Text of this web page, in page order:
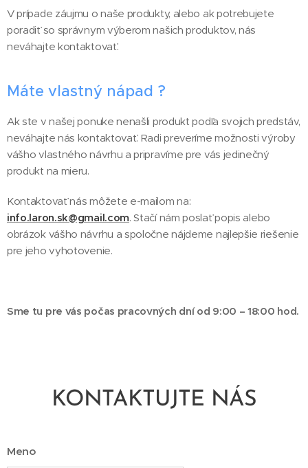
V prípade záujmu o naše produkty, alebo ak potrebujete
poradiť so správnym výberom našich produktov, nás
neváhajte kontaktovať.
Máte vlastný nápad ?
Ak ste v našej ponuke nenašli produkt podľa svojich predstáv,
neváhajte nás kontaktovať. Radi preveríme možnosti výroby
vášho vlastného návrhu a pripravíme pre vás jedinečný
produkt na mieru.
Kontaktovať nás môžete e-mailom na:
info.laron.sk@gmail.com. Stačí nám poslať popis alebo
obrázok vášho návrhu a spoločne nájdeme najlepšie riešenie
pre jeho vyhotovenie.
Sme tu pre vás počas pracovných dní od 9:00 – 18:00 hod.
KONTAKTUJTE NÁS
Meno